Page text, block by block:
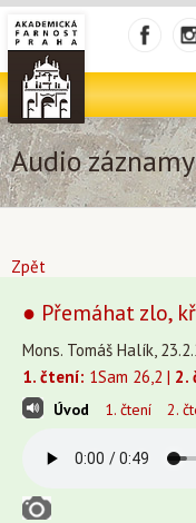
Audio
Zpět
● Přemáhat zlo,
Mons. Tomáš Halík,
1. čtení: 1Sam 26,2 | 2.
Úvod 1. čtení 2.